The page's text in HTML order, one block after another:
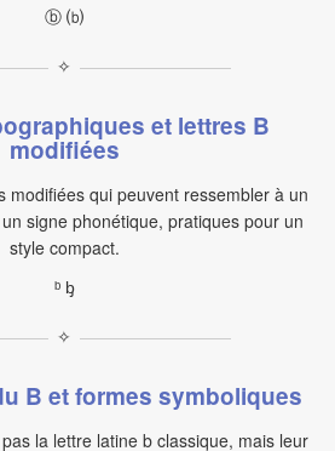
ⓑ ⒝
✧
et lettres B
modifiées
modifiées qui peuvent ressembler à un
signe phonétique, pratiques pour un
style compact.
ᵇ ᶀ
✧
B et formes symboliques
la lettre latine b classique, mais leur